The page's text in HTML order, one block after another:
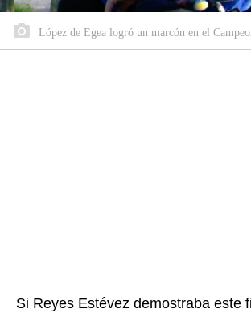
López de Egea logró un marcón en el
Si Reyes Estévez demostraba este